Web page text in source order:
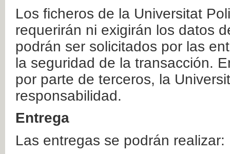
Los ficheros de la Universitat
requerirán ni exigirán los datos
podrán ser solicitados por las
la seguridad de la transacción.
por parte de terceros, la
responsabilidad.
Entrega
Las entregas se podrán realizar: